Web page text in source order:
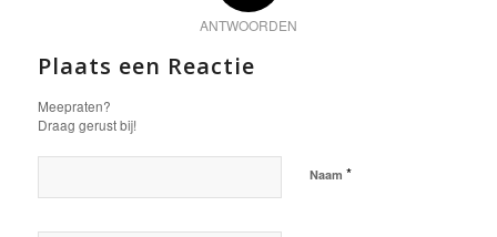
ANTWOORDEN
Plaats een Reactie
Meepraten?
Draag gerust bij!
Naam *